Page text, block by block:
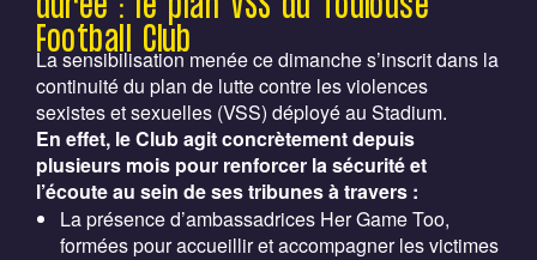
Football Club
La sensibilisation menée ce dimanche s’inscrit dans la
continuité du plan de lutte contre les violences
sexistes et sexuelles (VSS) déployé au Stadium.
En effet, le Club agit concrètement depuis
plusieurs mois pour renforcer la sécurité et
l’écoute au sein de ses tribunes à travers :
La présence d’ambassadrices Her Game Too,
formées pour accueillir et accompagner les victimes